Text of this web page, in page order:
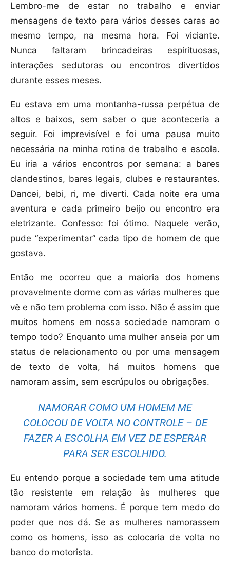
Lembro-me de estar no trabalho e enviar
mensagens de texto para vários desses caras ao
mesmo tempo, na mesma hora. Foi viciante.
Nunca faltaram brincadeiras espirituosas,
interações sedutoras ou encontros divertidos
durante esses meses.
Eu estava em uma montanha-russa perpétua de
altos e baixos, sem saber o que aconteceria a
seguir. Foi imprevisível e foi uma pausa muito
necessária na minha rotina de trabalho e escola.
Eu iria a vários encontros por semana: a bares
clandestinos, bares legais, clubes e restaurantes.
Dancei, bebi, ri, me diverti. Cada noite era uma
aventura e cada primeiro beijo ou encontro era
eletrizante. Confesso: foi ótimo. Naquele verão,
pude “experimentar” cada tipo de homem de que
gostava.
Então me ocorreu que a maioria dos homens
provavelmente dorme com as várias mulheres que
vê e não tem problema com isso. Não é assim que
muitos homens em nossa sociedade namoram o
tempo todo? Enquanto uma mulher anseia por um
status de relacionamento ou por uma mensagem
de texto de volta, há muitos homens que
namoram assim, sem escrúpulos ou obrigações.
NAMORAR COMO UM HOMEM ME
COLOCOU DE VOLTA NO CONTROLE – DE
FAZER A ESCOLHA EM VEZ DE ESPERAR
PARA SER ESCOLHIDO.
Eu entendo porque a sociedade tem uma atitude
tão resistente em relação às mulheres que
namoram vários homens. É porque tem medo do
poder que nos dá. Se as mulheres namorassem
como os homens, isso as colocaria de volta no
banco do motorista.